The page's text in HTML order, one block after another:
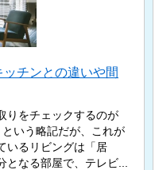
チンとの違いや間
りをチェックするのが
いう略記だが、これが
いるリビングは「居
なる部屋で、テレビ...